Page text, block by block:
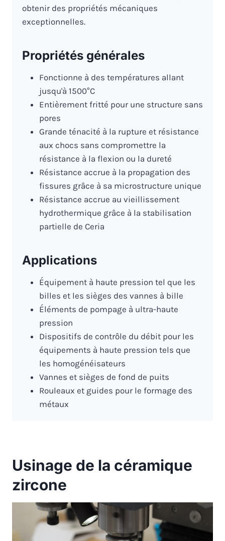
obtenir des propriétés mécaniques
exceptionnelles.
Propriétés générales
Fonctionne à des températures allant
jusqu'à 1500°C
Entièrement fritté pour une structure sans
pores
Grande ténacité à la rupture et résistance
aux chocs sans compromettre la
résistance à la flexion ou la dureté
Résistance accrue à la propagation des
fissures grâce à sa microstructure unique
Résistance accrue au vieillissement
hydrothermique grâce à la stabilisation
partielle de Ceria
Applications
Équipement à haute pression tel que les
billes et les sièges des vannes à bille
Éléments de pompage à ultra-haute
pression
Dispositifs de contrôle du débit pour les
équipements à haute pression tels que
les homogénéisateurs
Vannes et sièges de fond de puits
Rouleaux et guides pour le formage des
métaux
Usinage de la céramique
zircone